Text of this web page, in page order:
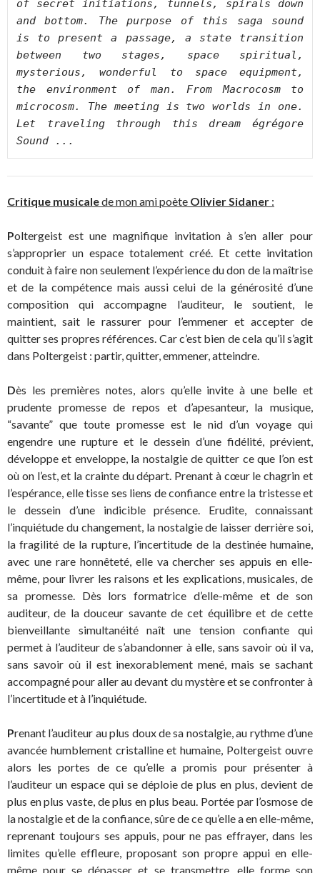
of secret initiations, tunnels, spirals down
and bottom. The purpose of this saga sound
is to present a passage, a state transition
between two stages, space spiritual,
mysterious, wonderful to space equipment,
the environment of man. From Macrocosm to
microcosm. The meeting is two worlds in one.
Let traveling through this dream égrégore
Sound ...
Critique musicalede mon ami poète Olivier Sidaner :
Poltergeist est une magnifique invitation à s’en aller pour
s’approprier un espace totalement créé. Et cette invitation
conduit à faire non seulement l’expérience du don de la maîtrise
et de la compétence mais aussi celui de la générosité d’une
composition qui accompagne l’auditeur, le soutient, le
maintient, sait le rassurer pour l’emmener et accepter de
quitter ses propres références. Car c’est bien de cela qu’il s’agit
dans Poltergeist : partir, quitter, emmener, atteindre.
Dès les premières notes, alors qu’elle invite à une belle et
prudente promesse de repos et d’apesanteur, la musique,
“savante” que toute promesse est le nid d’un voyage qui
engendre une rupture et le dessein d’une fidélité, prévient,
développe et enveloppe, la nostalgie de quitter ce que l’on est
où on l’est, et la crainte du départ. Prenant à cœur le chagrin et
l’espérance, elle tisse ses liens de confiance entre la tristesse et
le dessein d’une indicible présence. Erudite, connaissant
l’inquiétude du changement, la nostalgie de laisser derrière soi,
la fragilité de la rupture, l’incertitude de la destinée humaine,
avec une rare honnêteté, elle va chercher ses appuis en elle-
même, pour livrer les raisons et les explications, musicales, de
sa promesse. Dès lors formatrice d’elle-même et de son
auditeur, de la douceur savante de cet équilibre et de cette
bienveillante simultanéité naît une tension confiante qui
permet à l’auditeur de s’abandonner à elle, sans savoir où il va,
sans savoir où il est inexorablement mené, mais se sachant
accompagné pour aller au devant du mystère et se confronter à
l’incertitude et à l’inquiétude.
Prenant l’auditeur au plus doux de sa nostalgie, au rythme d’une
avancée humblement cristalline et humaine, Poltergeist ouvre
alors les portes de ce qu’elle a promis pour présenter à
l’auditeur un espace qui se déploie de plus en plus, devient de
plus en plus vaste, de plus en plus beau. Portée par l’osmose de
la nostalgie et de la confiance, sûre de ce qu’elle a en elle-même,
reprenant toujours ses appuis, pour ne pas effrayer, dans les
limites qu’elle effleure, proposant son propre appui en elle-
même pour se dépasser et se transmettre, elle forme son